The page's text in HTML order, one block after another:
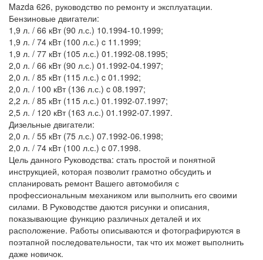
Mazda 626, руководство по ремонту и эксплуатации.
Бензиновые двигатели:
1,9 л. / 66 кВт (90 л.с.) 10.1994-10.1999;
1,9 л. / 74 кВт (100 л.с.) c 11.1999;
1,9 л. / 77 кВт (105 л.с.) 01.1992-08.1995;
2,0 л. / 66 кВт (90 л.с.) 01.1992-04.1997;
2,0 л. / 85 кВт (115 л.с.) c 01.1992;
2,0 л. / 100 кВт (136 л.с.) c 08.1997;
2,2 л. / 85 кВт (115 л.с.) 01.1992-07.1997;
2,5 л. / 120 кВт (163 л.с.) 01.1992-07.1997.
Дизельные двигатели:
2,0 л. / 55 кВт (75 л.с.) 07.1992-06.1998;
2,0 л. / 74 кВт (100 л.с.) c 07.1998.
Цель данного Руководства: стать простой и понятной
инструкцией, которая позволит грамотно обсудить и
спланировать ремонт Вашего автомобиля с
профессиональным механиком или выполнить его своими
силами. В Руководстве даются рисунки и описания,
показывающие функцию различных деталей и их
расположение. Работы описываются и фотографируются в
поэтапной последовательности, так что их может выполнить
даже новичок.